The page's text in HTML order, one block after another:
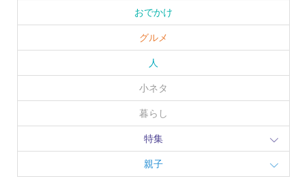
おでかけ
グルメ
人
小ネタ
暮らし
特集
親子